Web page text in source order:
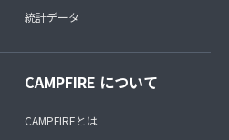
統計データ
CAMPFIRE について
CAMPFIREとは